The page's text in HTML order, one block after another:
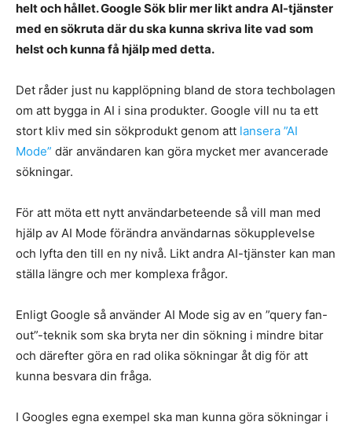
helt och hållet. Google Sök blir mer likt andra AI-tjänster
med en sökruta där du ska kunna skriva lite vad som
helst och kunna få hjälp med detta.
Det råder just nu kapplöpning bland de stora techbolagen
om att bygga in AI i sina produkter. Google vill nu ta ett
stort kliv med sin sökprodukt genom att lansera ”AI
Mode” där användaren kan göra mycket mer avancerade
sökningar.
För att möta ett nytt användarbeteende så vill man med
hjälp av AI Mode förändra användarnas sökupplevelse
och lyfta den till en ny nivå. Likt andra AI-tjänster kan man
ställa längre och mer komplexa frågor.
Enligt Google så använder AI Mode sig av en ”query fan-
out”-teknik som ska bryta ner din sökning i mindre bitar
och därefter göra en rad olika sökningar åt dig för att
kunna besvara din fråga.
I Googles egna exempel ska man kunna göra sökningar i